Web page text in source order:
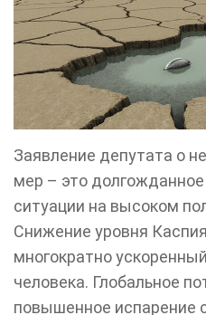
Заявление депутата о
мер – это
ситуации на высоком
Снижение уровня
многократно
человека. Глобальное
повышенное испарение